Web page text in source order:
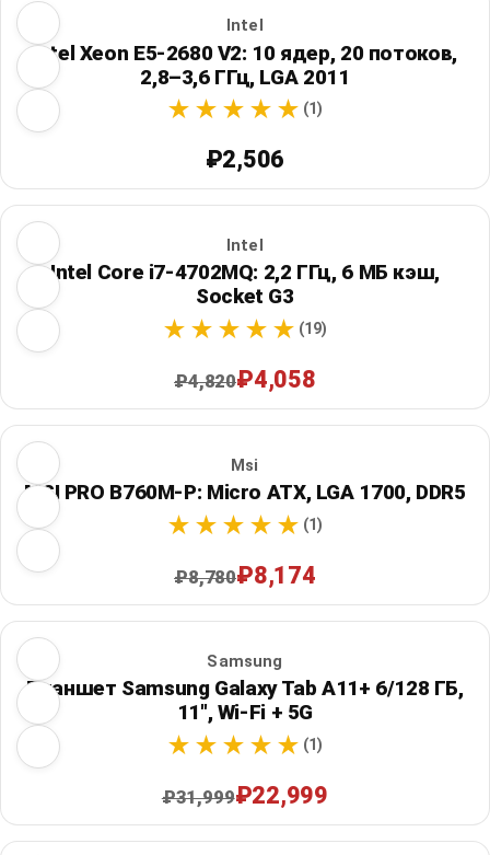
Intel
Intel Xeon E5-2680 V2: 10 ядер, 20 потоков,
2,8–3,6 ГГц, LGA 2011
(1)
₽2,506
Intel
Intel Core i7-4702MQ: 2,2 ГГц, 6 МБ кэш,
Socket G3
(19)
₽4,820₽4,058
Msi
MSI PRO B760M-P: Micro ATX, LGA 1700, DDR5
(1)
₽8,780₽8,174
Samsung
Планшет Samsung Galaxy Tab A11+ 6/128 ГБ,
11", Wi‑Fi + 5G
(1)
₽31,999₽22,999